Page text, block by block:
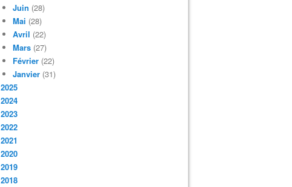
Juin (28)
Mai (28)
Avril (22)
Mars (27)
Février (22)
Janvier (31)
2025
2024
2023
2022
2021
2020
2019
2018